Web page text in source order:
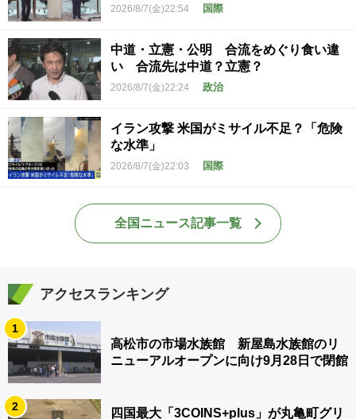
2026/8/7(金)22:54 国際
中道・立憲・公明 合流をめぐり食い違
い 合流先は中道？立憲？
2026/8/7(金)22:24 政治
イラン攻撃 米国がミサイル不足？「危険
な水準」
2026/8/7(金)22:03 国際
全国ニュース記事一覧
アクセスランキング
1
高松市の市場水族館 新屋島水族館のリ
ニューアルオープンに向け9月28日で閉館
2
四国最大「3COINS+plus」が丸亀町グリ